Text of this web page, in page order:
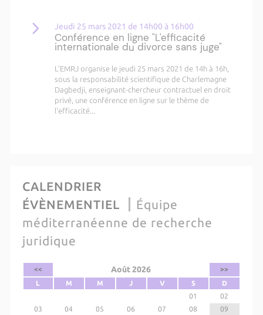
Jeudi 25 mars 2021 de 14h00 à 16h00
Conférence en ligne "L'efficacité
internationale du divorce sans juge"
L'EMRJ organise le jeudi 25 mars 2021 de 14h à 16h,
sous la responsabilité scientifique de Charlemagne
Dagbedji, enseignant-chercheur contractuel en droit
privé, une conférence en ligne sur le thème de
l'efficacité...
CALENDRIER
ÉVÈNEMENTIEL
Équipe
méditerranéenne de recherche
juridique
<< Août 2026
>>
L
M M J V S
D
01
02
03
04 05 06 07 08
09